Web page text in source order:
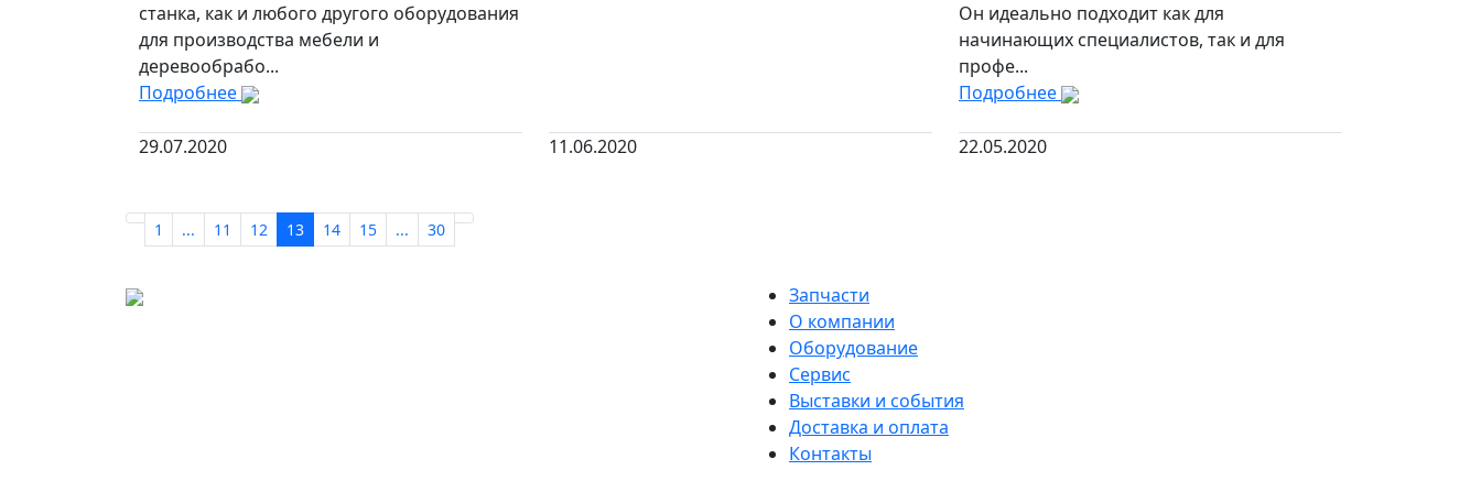
станка, как и любого другого оборудования
для производства мебели и
деревообрабо...
Подробнее
29.07.2020 11.06.2020
Он идеально подходит как для
начинающих специалистов, так и для
профе...
Подробнее
22.05.2020
1 ... 11 12 13 14 15 ... 30
Запчасти
О компании
Оборудование
Сервис
Выставки и события
Доставка и оплата
Контакты